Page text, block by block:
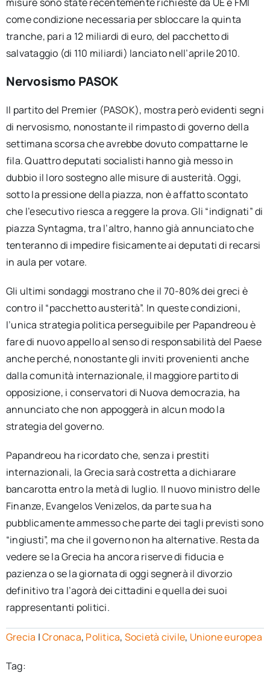
come condizione necessaria per sbloccare la quinta
tranche, pari a 12 miliardi di euro, del pacchetto di
salvataggio (di 110 miliardi) lanciato nell’aprile 2010.
Nervosismo PASOK
Il partito del Premier (PASOK), mostra però evidenti segni
di nervosismo, nonostante il rimpasto di governo della
settimana scorsa che avrebbe dovuto compattarne le
fila. Quattro deputati socialisti hanno già messo in
dubbio il loro sostegno alle misure di austerità. Oggi,
sotto la pressione della piazza, non è affatto scontato
che l’esecutivo riesca a reggere la prova. Gli “indignati” di
piazza Syntagma, tra l’altro, hanno già annunciato che
tenteranno di impedire fisicamente ai deputati di recarsi
in aula per votare.
Gli ultimi sondaggi mostrano che il 70-80% dei greci è
contro il “pacchetto austerità”. In queste condizioni,
l’unica strategia politica perseguibile per Papandreou è
fare di nuovo appello al senso di responsabilità del Paese
anche perché, nonostante gli inviti provenienti anche
dalla comunità internazionale, il maggiore partito di
opposizione, i conservatori di Nuova democrazia, ha
annunciato che non appoggerà in alcun modo la
strategia del governo.
Papandreou ha ricordato che, senza i prestiti
internazionali, la Grecia sarà costretta a dichiarare
bancarotta entro la metà di luglio. Il nuovo ministro delle
Finanze, Evangelos Venizelos, da parte sua ha
pubblicamente ammesso che parte dei tagli previsti sono
“ingiusti”, ma che il governo non ha alternative. Resta da
vedere se la Grecia ha ancora riserve di fiducia e
pazienza o se la giornata di oggi segnerà il divorzio
definitivo tra l’agorà dei cittadini e quella dei suoi
rappresentanti politici.
Grecia |Cronaca, Politica, Società civile, Unione europea
Tag: